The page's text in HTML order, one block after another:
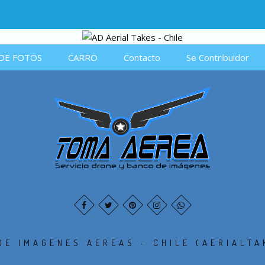
FOTOS CARRO Contacto Se Contribuidor
IMAGENES AEREAS - CHILE